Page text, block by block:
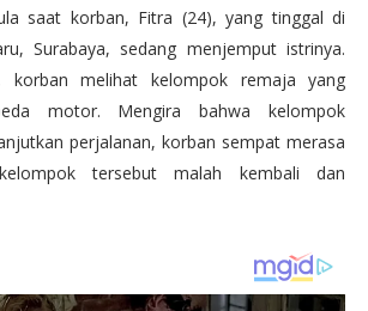
saat korban, Fitra (24), yang tinggal di
Surabaya, sedang menjemput istrinya.
korban melihat kelompok remaja yang
motor. Mengira bahwa kelompok
perjalanan, korban sempat merasa
tersebut malah kembali dan